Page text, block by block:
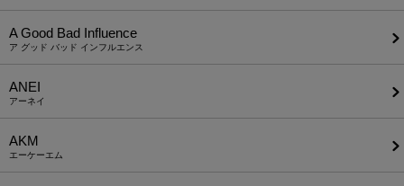
A Good Bad Influence
ア グッド バッド インフルエンス
ANEI
アーネイ
AKM
エーケーエム